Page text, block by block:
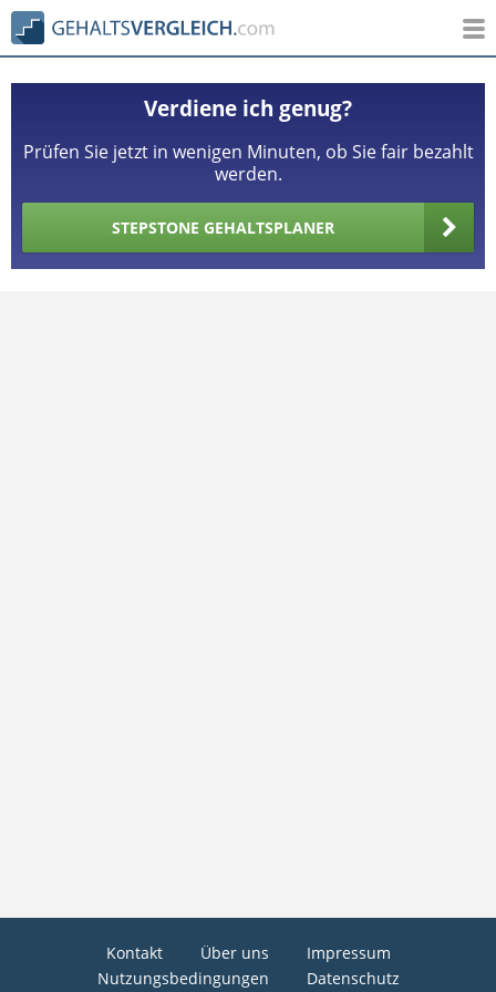
Verdiene ich genug?
Prüfen Sie jetzt in wenigen Minuten, ob Sie fair bezahlt
werden.
STEPSTONE GEHALTSPLANER
Kontakt Über uns
Impressum
Nutzungsbedingungen
Datenschutz